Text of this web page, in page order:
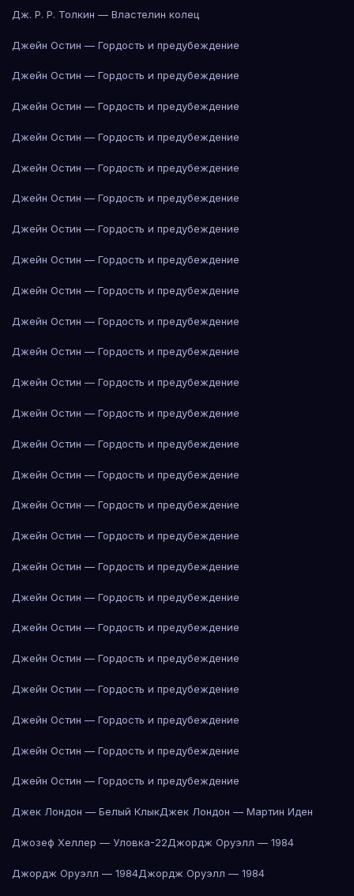
Дж. Р. Р. Толкин — Властелин колец
Джейн Остин — Гордость и предубеждение
Джейн Остин — Гордость и предубеждение
Джейн Остин — Гордость и предубеждение
Джейн Остин — Гордость и предубеждение
Джейн Остин — Гордость и предубеждение
Джейн Остин — Гордость и предубеждение
Джейн Остин — Гордость и предубеждение
Джейн Остин — Гордость и предубеждение
Джейн Остин — Гордость и предубеждение
Джейн Остин — Гордость и предубеждение
Джейн Остин — Гордость и предубеждение
Джейн Остин — Гордость и предубеждение
Джейн Остин — Гордость и предубеждение
Джейн Остин — Гордость и предубеждение
Джейн Остин — Гордость и предубеждение
Джейн Остин — Гордость и предубеждение
Джейн Остин — Гордость и предубеждение
Джейн Остин — Гордость и предубеждение
Джейн Остин — Гордость и предубеждение
Джейн Остин — Гордость и предубеждение
Джейн Остин — Гордость и предубеждение
Джейн Остин — Гордость и предубеждение
Джейн Остин — Гордость и предубеждение
Джейн Остин — Гордость и предубеждение
Джейн Остин — Гордость и предубеждение
Джек Лондон — Белый КлыкДжек Лондон — Мартин Иден
Джозеф Хеллер — Уловка-22Джордж Оруэлл — 1984
Джордж Оруэлл — 1984Джордж Оруэлл — 1984